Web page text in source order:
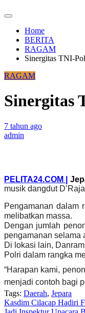
Home
BERITA
RAGAM
Sinergitas TNI-
RAGAM
Sinergitas
7 tahun ago
admin
PELITA24.COM |
musik dangdut
Pengamanan dalam
melibatkan massa.
Dengan jumlah
pengamanan selama
Di lokasi lain,
Polri dalam rangka
“Harapan kami,
menjadi contoh bagi
Tags: Daerah, Jepara
Navigasi
Kasdim Cilacap Hadiri